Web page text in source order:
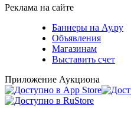
Реклама на сайте
Баннеры на Ау.ру
Объявления
Магазинам
Выставить счет
Приложение Аукциона